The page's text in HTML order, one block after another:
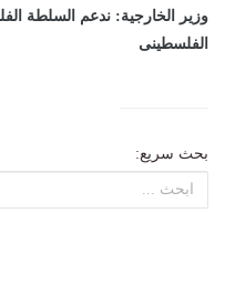
وزير الخارجية: ندعم السلطة
الفلسطينى
بحث سريع: